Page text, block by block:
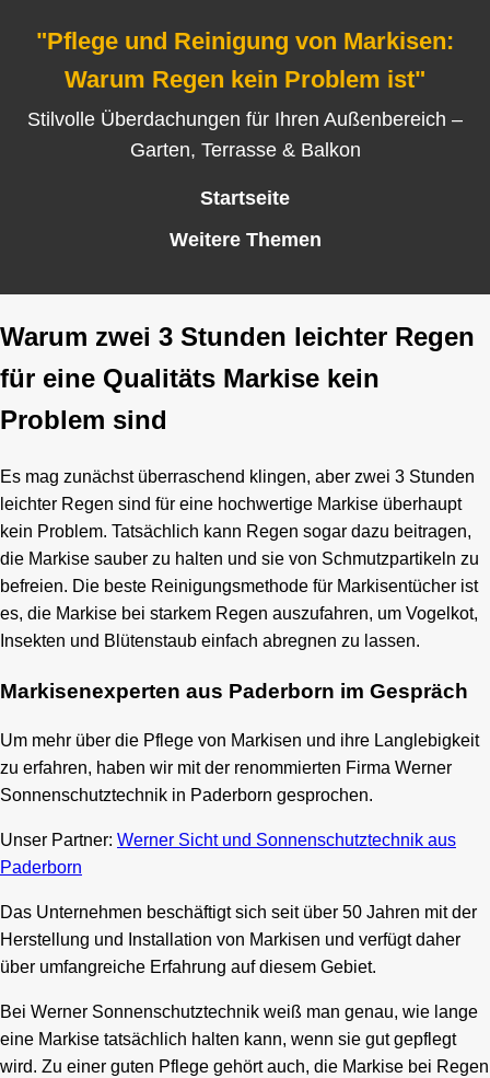
"Pflege und Reinigung von Markisen:
Warum Regen kein Problem ist"
Stilvolle Überdachungen für Ihren Außenbereich –
Garten, Terrasse & Balkon
Startseite
Weitere Themen
Warum zwei 3 Stunden leichter Regen
für eine Qualitäts Markise kein
Problem sind
Es mag zunächst überraschend klingen, aber zwei 3 Stunden
leichter Regen sind für eine hochwertige Markise überhaupt
kein Problem. Tatsächlich kann Regen sogar dazu beitragen,
die Markise sauber zu halten und sie von Schmutzpartikeln zu
befreien. Die beste Reinigungsmethode für Markisentücher ist
es, die Markise bei starkem Regen auszufahren, um Vogelkot,
Insekten und Blütenstaub einfach abregnen zu lassen.
Markisenexperten aus Paderborn im Gespräch
Um mehr über die Pflege von Markisen und ihre Langlebigkeit
zu erfahren, haben wir mit der renommierten Firma Werner
Sonnenschutztechnik in Paderborn gesprochen.
Unser Partner: Werner Sicht und Sonnenschutztechnik aus
Paderborn
Das Unternehmen beschäftigt sich seit über 50 Jahren mit der
Herstellung und Installation von Markisen und verfügt daher
über umfangreiche Erfahrung auf diesem Gebiet.
Bei Werner Sonnenschutztechnik weiß man genau, wie lange
eine Markise tatsächlich halten kann, wenn sie gut gepflegt
wird. Zu einer guten Pflege gehört auch, die Markise bei Regen